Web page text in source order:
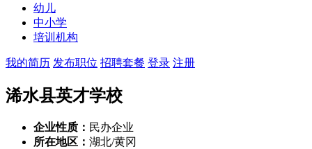
幼儿
中小学
培训机构
我的简历 发布职位 招聘套餐 登录 注册
浠水县英才学校
企业性质： 民办企业
所在地区： 湖北/黄冈